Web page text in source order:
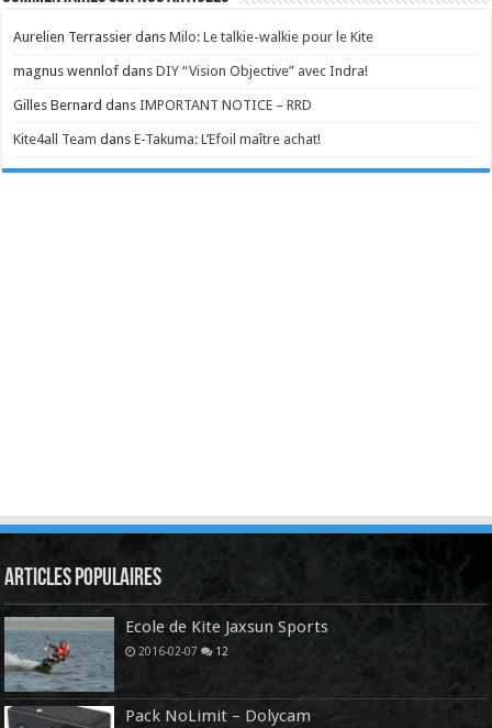
Aurelien Terrassier dansMilo: Le talkie-walkie pour le Kite
magnus wennlof dansDIY “Vision Objective” avec Indra!
Gilles Bernard dansIMPORTANT NOTICE – RRD
Kite4all Team dansE-Takuma: L’Efoil maître achat!
Articles Populaires
Ecole de Kite Jaxsun Sports
2016-02-07 12
Pack NoLimit – Dolycam